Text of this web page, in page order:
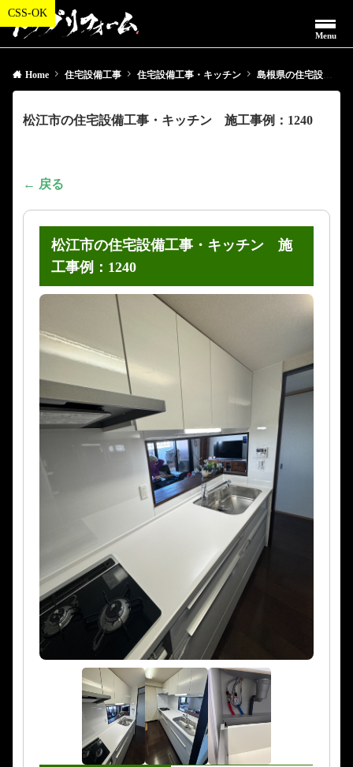
Menu
Home 住宅設備工事 住宅設備工事・キッチン 島根県の住宅設備工事・キッチン
松江市の住宅設備工事・キッチン 施工事例：1240
← 戻る
松江市の住宅設備工事・キッチン 施
工事例：1240